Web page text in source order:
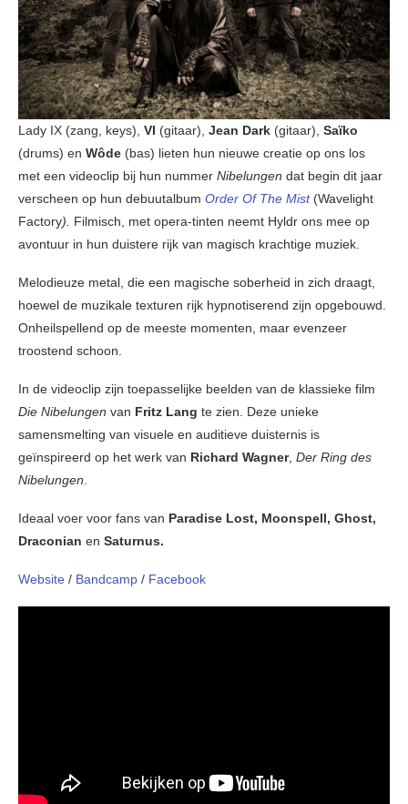
Lady IX (zang, keys), VI (gitaar), Jean Dark (gitaar), Saïko
(drums) en Wôde (bas) lieten hun nieuwe creatie op ons los
met een videoclip bij hun nummer Nibelungen dat begin dit jaar
verscheen op hun debuutalbum Order Of The Mist (Wavelight
Factory). Filmisch, met opera-tinten neemt Hyldr ons mee op
avontuur in hun duistere rijk van magisch krachtige muziek.
Melodieuze metal, die een magische soberheid in zich draagt,
hoewel de muzikale texturen rijk hypnotiserend zijn opgebouwd.
Onheilspellend op de meeste momenten, maar evenzeer
troostend schoon.
In de videoclip zijn toepasselijke beelden van de klassieke film
Die Nibelungen van Fritz Lang te zien. Deze unieke
samensmelting van visuele en auditieve duisternis is
geïnspireerd op het werk van Richard Wagner, Der Ring des
Nibelungen
Ideaal voer voor fans van Paradise Lost, Moonspell, Ghost,
Draconian en Saturnus.
Website / Bandcamp / Facebook